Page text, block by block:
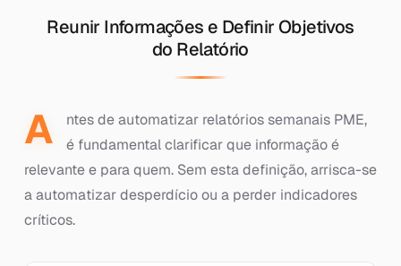
Reunir Informações e Definir Objetivos
do Relatório
A
ntes de automatizar relatórios semanais PME,
é fundamental clarificar que informação é
relevante e para quem. Sem esta definição, arrisca-se
a automatizar desperdício ou a perder indicadores
críticos.